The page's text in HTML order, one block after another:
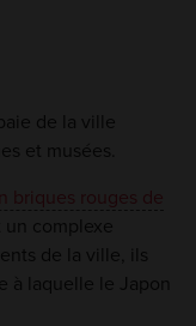
de la ville
et musées.
briques rouges de
complexe
de la ville, ils
à laquelle le Japon